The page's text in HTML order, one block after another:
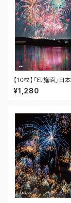
【10枚】「印旛沼」日
¥1,280